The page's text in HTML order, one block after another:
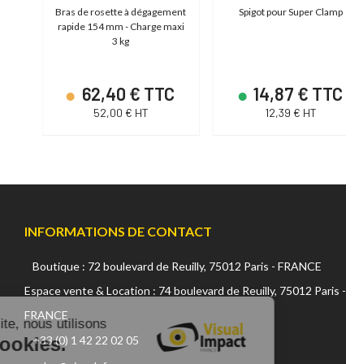
Bras de rosette à dégagement
rapide 154 mm - Charge maxi
3 kg
62,40 € TTC
52,00 € HT
Spigot pour Super Clamp
14,87 € TTC
12,39 € HT
INFORMATIONS DE CONTACT
Boutique : 72 boulevard de Reuilly, 75012 Paris - FRANCE
Espace vente & Location : 74 boulevard de Reuilly, 75012 Paris -
FRANCE
+33 (0) 1 42 22 02 05
Sur ce site, nous utilisons
des cookies.